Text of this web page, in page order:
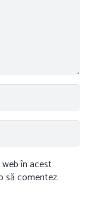
în acest
să comentez.